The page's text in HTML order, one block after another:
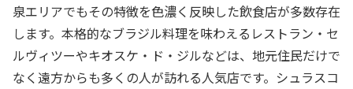
泉エリアでもその特徴を色濃く反映した飲食店が多数存在
します。本格的なブラジル料理を味わえるレストラン・セ
ルヴィツーやキオスケ・ド・ジルなどは、地元住民だけで
なく遠方からも多くの人が訪れる人気店です。シュラスコ